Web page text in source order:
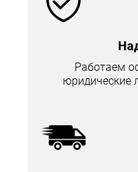
Работаем
юридические